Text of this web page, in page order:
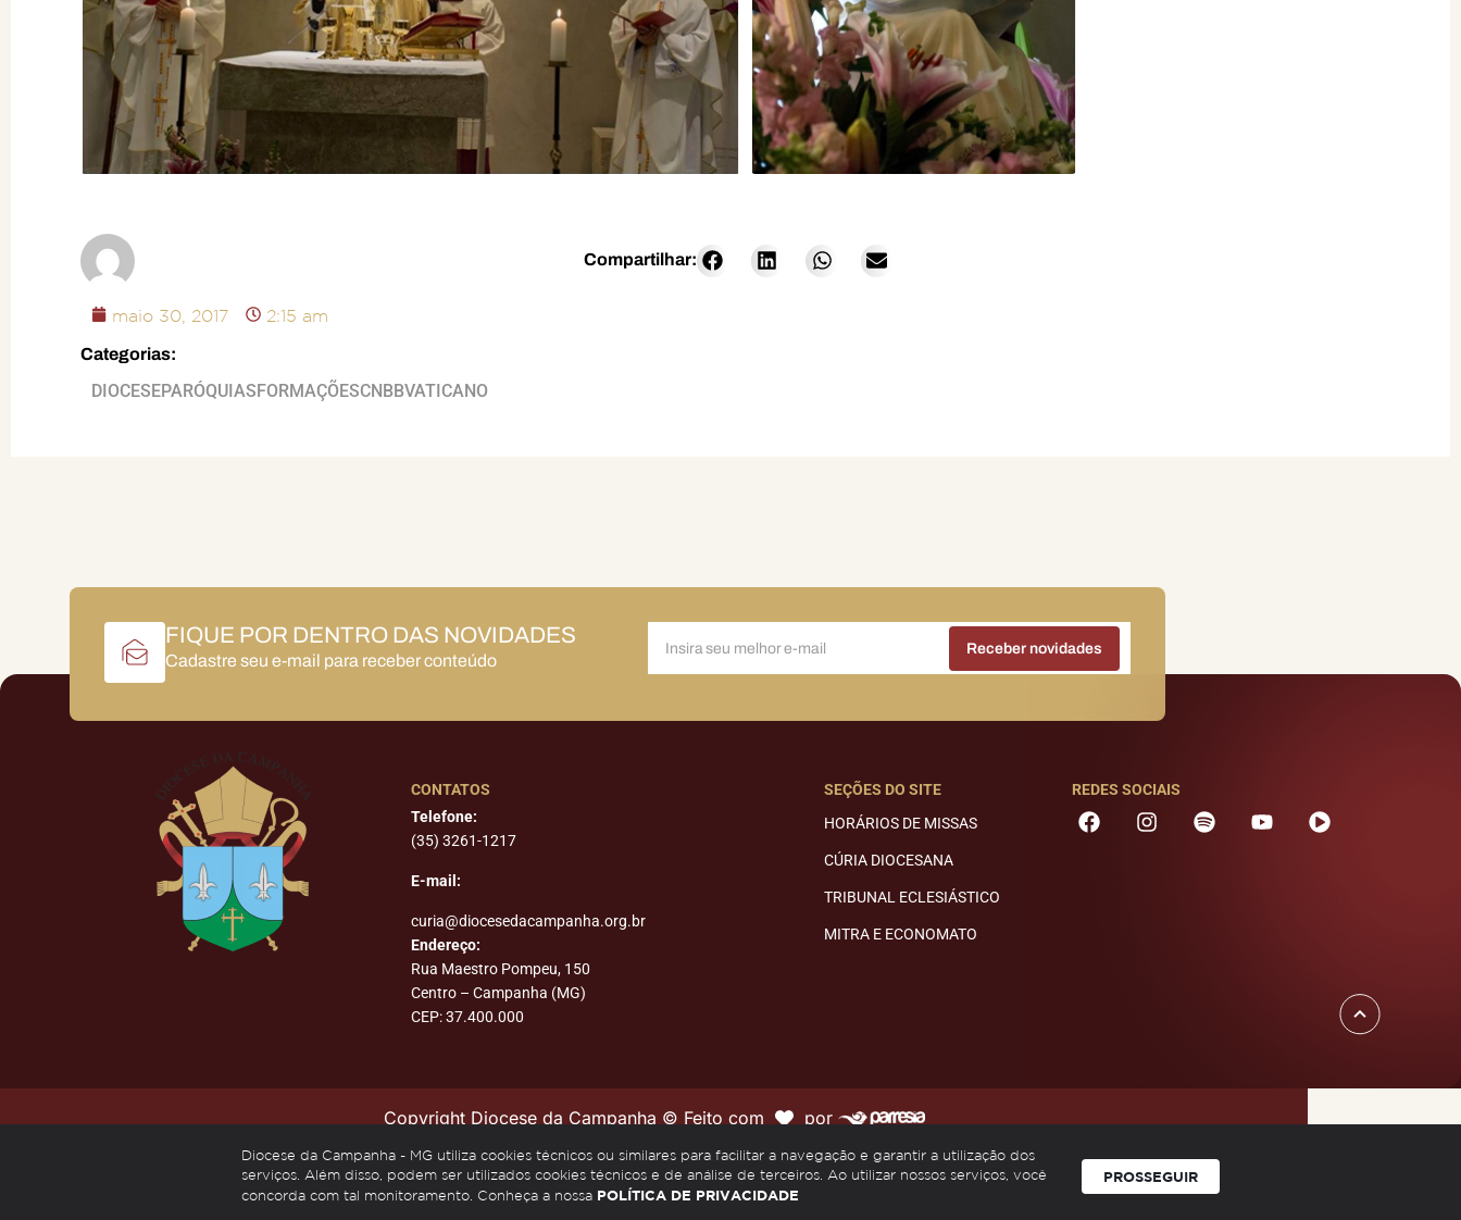
Compartilhar:
maio 30, 2017 2:15 am
Categorias:
DIOCESEPARÓQUIASFORMAÇÕESCNBBVATICANO
FIQUE POR DENTRO DAS NOVIDADES
Cadastre seu e-mail para receber conteúdo
CONTATOS
Telefone:
(35) 3261-1217
E-mail:
curia@diocesedacampanha.org.br
Endereço:
Rua Maestro Pompeu, 150
Centro – Campanha (MG)
CEP: 37.400.000
SEÇÕES DO SITE
HORÁRIOS DE MISSAS
CÚRIA DIOCESANA
TRIBUNAL ECLESIÁSTICO
MITRA E ECONOMATO
REDES SOCIAIS
Diocese da Campanha - MG utiliza cookies técnicos ou similares para facilitar a navegação e garantir a utilização dos
serviços. Além disso, podem ser utilizados cookies técnicos e de análise de terceiros. Ao utilizar nossos serviços, você
concorda com tal monitoramento. Conheça a nossa POLÍTICA DE PRIVACIDADE
PROSSEGUIR
Copyright Diocese da Campanha © Feito com por